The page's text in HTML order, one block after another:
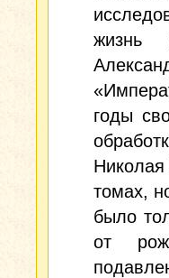
жизнь
годы
Николая
томах,
было
от